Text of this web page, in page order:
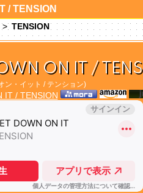
/ TENSION
TENSION
ON IT /
ン・イット / テンション)